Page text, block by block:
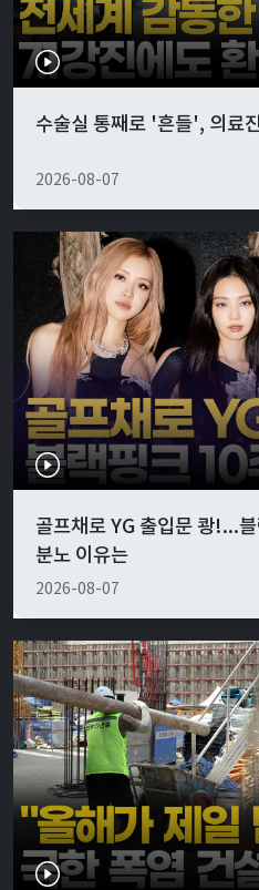
수술실 통째로 '흔들', 의료
2026-08-07
골프채로 YG 출입문 쾅!...
분노 이유는
2026-08-07